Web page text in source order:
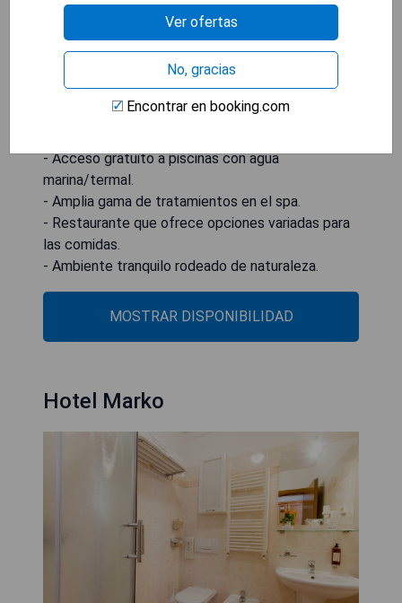
y otras bebidas. Además, el centro spa Terme &
Wellness LifeClass está conectado con el Hotel
Neptun a través de un pasillo cubierto, ofreciendo
una variedad extensa de tratamientos que
incluyen barro y agua termal mineral.
- Acceso gratuito a piscinas con agua
marina/termal.
- Amplia gama de tratamientos en el spa.
- Restaurante que ofrece opciones variadas para
las comidas.
- Ambiente tranquilo rodeado de naturaleza.
MOSTRAR DISPONIBILIDAD
Hotel Marko
Ver ofertas
No, gracias
Encontrar en booking.com